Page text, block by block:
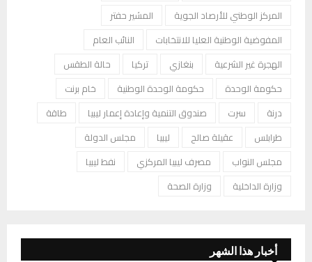
المركز الوطني للأرصاد الجوية
المشير حفتر
المفوضية الوطنية العليا للانتخابات
النائب العام
الهجرة غير الشرعية
بنغازي تركيا
حالة الطقس
حكومة الوحدة
حكومة الوحدة الوطنية
خام برنت
درنة
سرت صندوق التنمية وإعادة إعمار ليبيا
طاقة
طرابلس
عقيلة صالح ليبيا
مجلس الدولة
مجلس النواب
مصرف ليبيا المركزي
نفط ليبيا
وزارة الداخلية
وزارة الصحة
أخبار هذا الشهر